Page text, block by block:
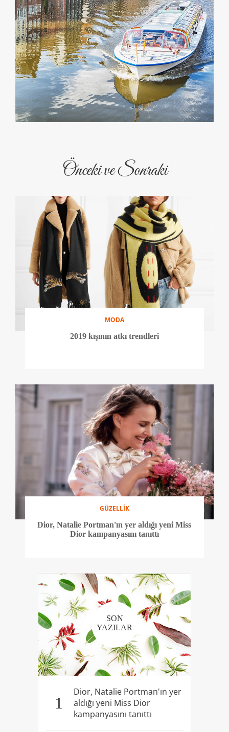
Önceki ve Sonraki
MODA
2019 kışının atkı trendleri
GÜZELLİK
Dior, Natalie Portman'ın yer aldığı yeni Miss
Dior kampanyasını tanıttı
SON
YAZILAR
1
Dior, Natalie Portman'ın yer
aldığı yeni Miss Dior
kampanyasını tanıttı